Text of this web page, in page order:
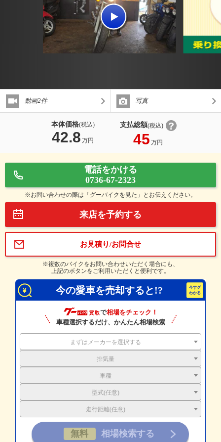
動画2件 写真
本体価格(税込)
42.8 万円
支払総額(税込)
45 万円
電話をかける
0736-67-2323
※お問い合わせの際は「グーバイクを見た」とお伝えください。
来店を予約する
お見積り/お問合せ
※複数のバイクをお問い合わせいただく場合にも、
上記のボタンをご利用いただくと便利です。
今の愛車を売却すると!?
で相場をチェック！
車種選択するだけ、かんたん相場検索
まずはメーカーを選択する
排気量
車種
型式(任意)
走行距離(任意)